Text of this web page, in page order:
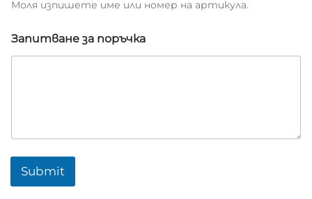
Моля изпишете име или номер на артикула.
Запитване за поръчка
Submit